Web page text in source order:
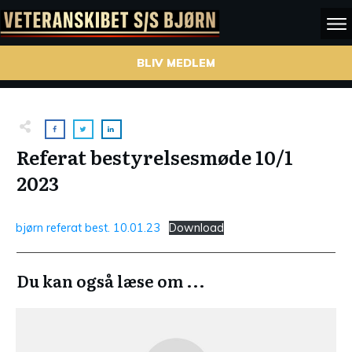
BLIV MEDLEM
Referat bestyrelsesmøde 10/1
2023
bjørn referat best. 10.01.23 Download
Du kan også læse om ...